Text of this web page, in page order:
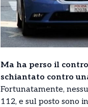
Ma ha perso il
schiantato contro
Fortunatamente,
112, e sul posto sono